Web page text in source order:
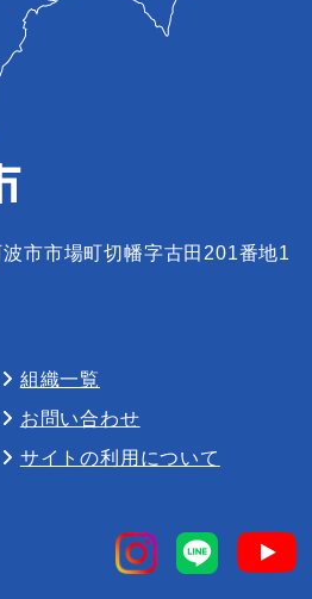
市市場町切幡字古田201番地1
組織一覧
お問い合わせ
サイトの利用について